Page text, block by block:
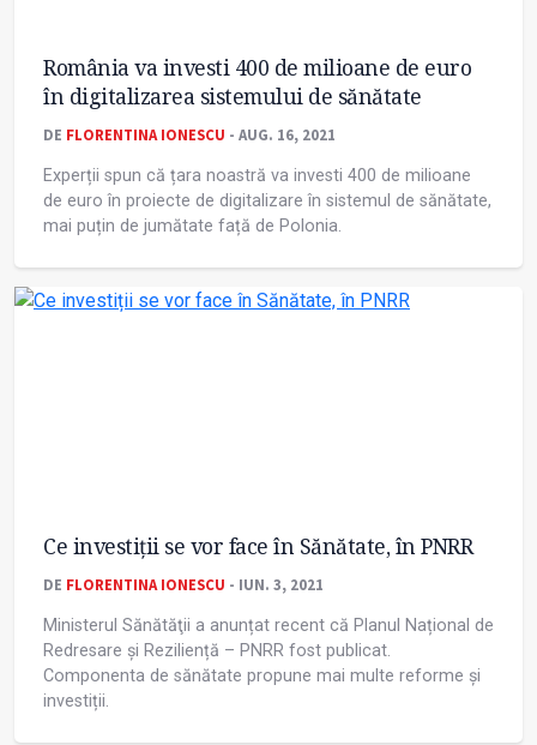
România va investi 400 de milioane de euro
în digitalizarea sistemului de sănătate
DE FLORENTINA IONESCU - AUG. 16, 2021
Experții spun că țara noastră va investi 400 de milioane
de euro în proiecte de digitalizare în sistemul de sănătate,
mai puțin de jumătate față de Polonia.
Ce investiții se vor face în Sănătate, în PNRR
DE FLORENTINA IONESCU - IUN. 3, 2021
Ministerul Sănătăţii a anunțat recent că Planul Național de
Redresare și Reziliență – PNRR fost publicat.
Componenta de sănătate propune mai multe reforme și
investiții.